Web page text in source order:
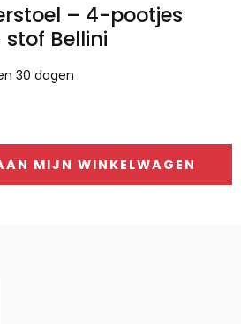
– 4-pootjes
Bellini
30 dagen
MIJN WINKELWAGEN